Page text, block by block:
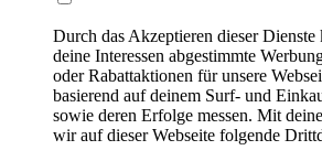
Durch das Akzeptieren dieser
deine Interessen abgestimmte
oder Rabattaktionen für unsere
basierend auf deinem Surf- und
sowie deren Erfolge messen. Mit
wir auf dieser Webseite folgende